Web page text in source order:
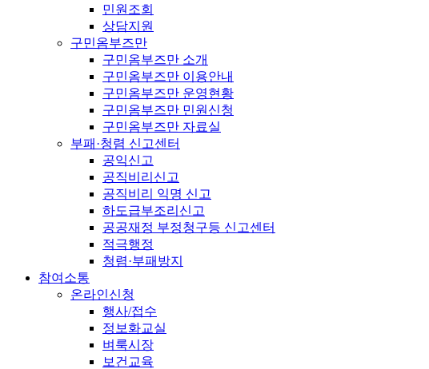
민원조회
상담지원
구민옴부즈만
구민옴부즈만 소개
구민옴부즈만 이용안내
구민옴부즈만 운영현황
구민옴부즈만 민원신청
구민옴부즈만 자료실
부패·청렴 신고센터
공익신고
공직비리신고
공직비리 익명 신고
하도급부조리신고
공공재정 부정청구등 신고센터
적극행정
청렴·부패방지
참여소통
온라인신청
행사/접수
정보화교실
벼룩시장
보건교육